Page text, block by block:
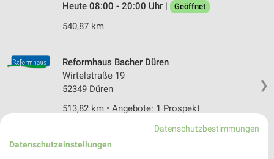
Heute 08:00 - 20:00 Uhr |
Geöffnet
540,87 km
❯
Reformhaus Bacher Düren
Wirtelstraße 19
52349 Düren
513,82 km • Angebote: 1 Prospekt
Vita Nova Reformhaus Heift Düren
Datenschutzbestimmungen
Datenschutzeinstellungen